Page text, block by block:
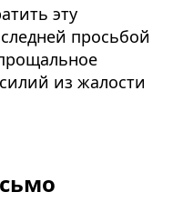
эту
просьбой
из жалости